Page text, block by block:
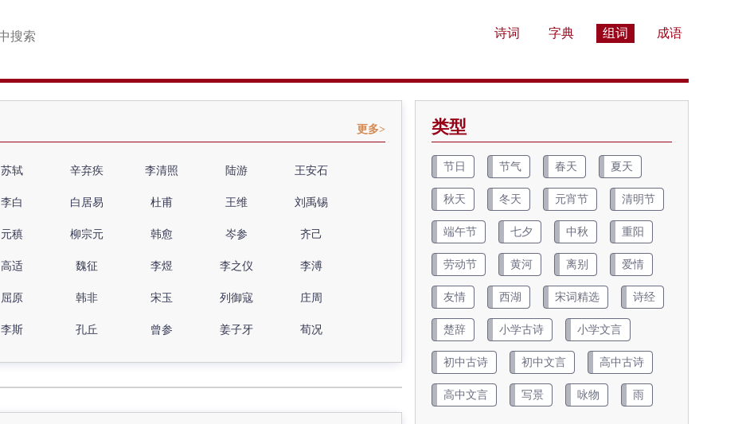
诗词 字典 组词 成语
更多>
苏轼 辛弃疾 李清照 陆游 王安石
李白 白居易 杜甫 王维 刘禹锡
元稹 柳宗元 韩愈 岑参 齐己
高适 魏征 李煜 李之仪 李溥
屈原 韩非 宋玉 列御寇 庄周
李斯 孔丘 曾参 姜子牙 荀况
类型
节日 节气 春天 夏天
秋天 冬天 元宵节 清明节
端午节 七夕 中秋 重阳
劳动节 黄河 离别 爱情
友情 西湖 宋词精选 诗经
楚辞 小学古诗 小学文言
初中古诗 初中文言 高中古诗
高中文言 写景 咏物 雨